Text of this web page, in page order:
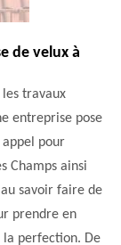
de velux à
travaux
entreprise pose
pour
Champs ainsi
savoir faire de
prendre en
perfection. De